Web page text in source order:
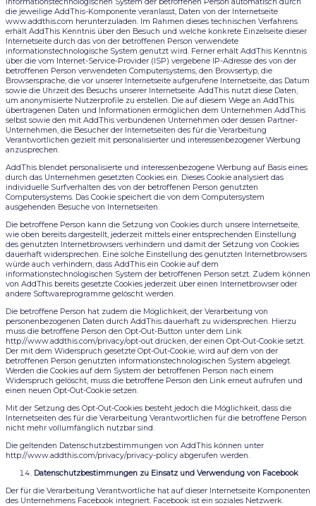
die jeweilige AddThis-Komponente veranlasst, Daten von der Internetseite
www.addthis.com herunterzuladen. Im Rahmen dieses technischen Verfahrens
erhält AddThis Kenntnis über den Besuch und welche konkrete Einzelseite dieser
Internetseite durch das von der betroffenen Person verwendete
informationstechnologische System genutzt wird. Ferner erhält AddThis Kenntnis
über die vom Internet-Service-Provider (ISP) vergebene IP-Adresse des von der
betroffenen Person verwendeten Computersystems, den Browsertyp, die
Browsersprache, die vor unserer Internetseite aufgerufene Internetseite, das Datum
sowie die Uhrzeit des Besuchs unserer Internetseite. AddThis nutzt diese Daten,
um anonymisierte Nutzerprofile zu erstellen. Die auf diesem Wege an AddThis
übertragenen Daten und Informationen ermöglichen dem Unternehmen AddThis
selbst sowie den mit AddThis verbundenen Unternehmen oder dessen Partner-
Unternehmen, die Besucher der Internetseiten des für die Verarbeitung
Verantwortlichen gezielt mit personalisierter und interessenbezogener Werbung
anzusprechen.
AddThis blendet personalisierte und interessenbezogene Werbung auf Basis eines
durch das Unternehmen gesetzten Cookies ein. Dieses Cookie analysiert das
individuelle Surfverhalten des von der betroffenen Person genutzten
Computersystems. Das Cookie speichert die von dem Computersystem
ausgehenden Besuche von Internetseiten.
Die betroffene Person kann die Setzung von Cookies durch unsere Internetseite,
wie oben bereits dargestellt, jederzeit mittels einer entsprechenden Einstellung
des genutzten Internetbrowsers verhindern und damit der Setzung von Cookies
dauerhaft widersprechen. Eine solche Einstellung des genutzten Internetbrowsers
würde auch verhindern, dass AddThis ein Cookie auf dem
informationstechnologischen System der betroffenen Person setzt. Zudem können
von AddThis bereits gesetzte Cookies jederzeit über einen Internetbrowser oder
andere Softwareprogramme gelöscht werden.
Die betroffene Person hat zudem die Möglichkeit, der Verarbeitung von
personenbezogenen Daten durch AddThis dauerhaft zu widersprechen. Hierzu
muss die betroffene Person den Opt-Out-Button unter dem Link
http://www.addthis.com/privacy/opt-out drücken, der einen Opt-Out-Cookie setzt.
Der mit dem Widerspruch gesetzte Opt-Out-Cookie, wird auf dem von der
betroffenen Person genutzten informationstechnologischen System abgelegt.
Werden die Cookies auf dem System der betroffenen Person nach einem
Widerspruch gelöscht, muss die betroffene Person den Link erneut aufrufen und
einen neuen Opt-Out-Cookie setzen.
Mit der Setzung des Opt-Out-Cookies besteht jedoch die Möglichkeit, dass die
Internetseiten des für die Verarbeitung Verantwortlichen für die betroffene Person
nicht mehr vollumfänglich nutzbar sind.
Die geltenden Datenschutzbestimmungen von AddThis können unter
http://www.addthis.com/privacy/privacy-policy abgerufen werden.
Datenschutzbestimmungen zu Einsatz und Verwendung von Facebook
Der für die Verarbeitung Verantwortliche hat auf dieser Internetseite Komponenten
des Unternehmens Facebook integriert. Facebook ist ein soziales Netzwerk.